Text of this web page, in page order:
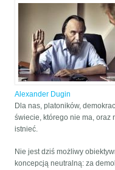
Alexander Dugin
Dla nas, platoników,
świecie, którego nie ma, oraz
istnieć.
Nie jest dziś możliwy
koncepcją neutralną: za